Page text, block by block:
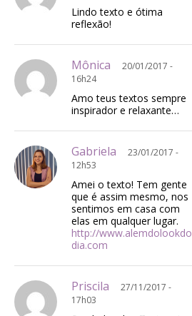
Lindo texto e ótima
reflexão!
Mônica
20/01/2017 -
16h24
Amo teus textos sempre
inspirador e relaxante…
Gabriela
23/01/2017 -
12h53
Amei o texto! Tem gente
que é assim mesmo, nos
sentimos em casa com
elas em qualquer lugar.
http://www.alemdolookdo
dia.com
Priscila
27/11/2017 -
17h03